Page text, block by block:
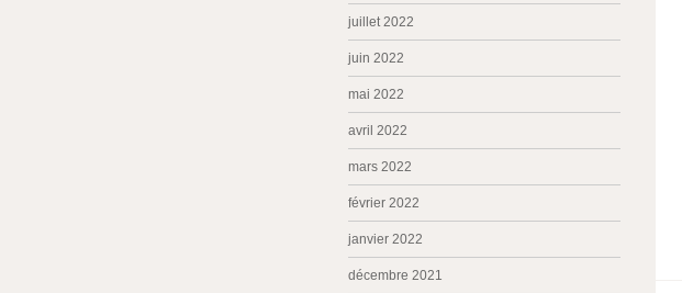
juillet 2022
juin 2022
mai 2022
avril 2022
mars 2022
février 2022
janvier 2022
décembre 2021